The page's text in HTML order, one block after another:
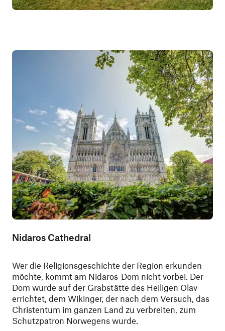
Nidaros Cathedral
Wer die Religionsgeschichte der Region erkunden
möchte, kommt am Nidaros-Dom nicht vorbei. Der
Dom wurde auf der Grabstätte des Heiligen Olav
errichtet, dem Wikinger, der nach dem Versuch, das
Christentum im ganzen Land zu verbreiten, zum
Schutzpatron Norwegens wurde.